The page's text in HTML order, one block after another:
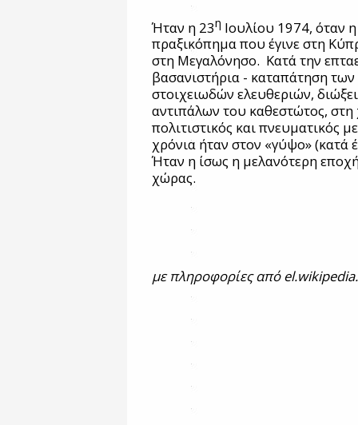
Ήταν η 23η Ιουλίου 1974, όταν
πραξικόπημα που έγινε στη
στη Μεγαλόνησο. Κατά την
βασανιστήρια - καταπάτηση
στοιχειωδών ελευθεριών,
αντιπάλων του καθεστώτος,
πολιτιστικός και πνευματικός
χρόνια ήταν στον «γύψο»
Ήταν η ίσως η μελανότερη
χώρας.
με πληροφορίες από